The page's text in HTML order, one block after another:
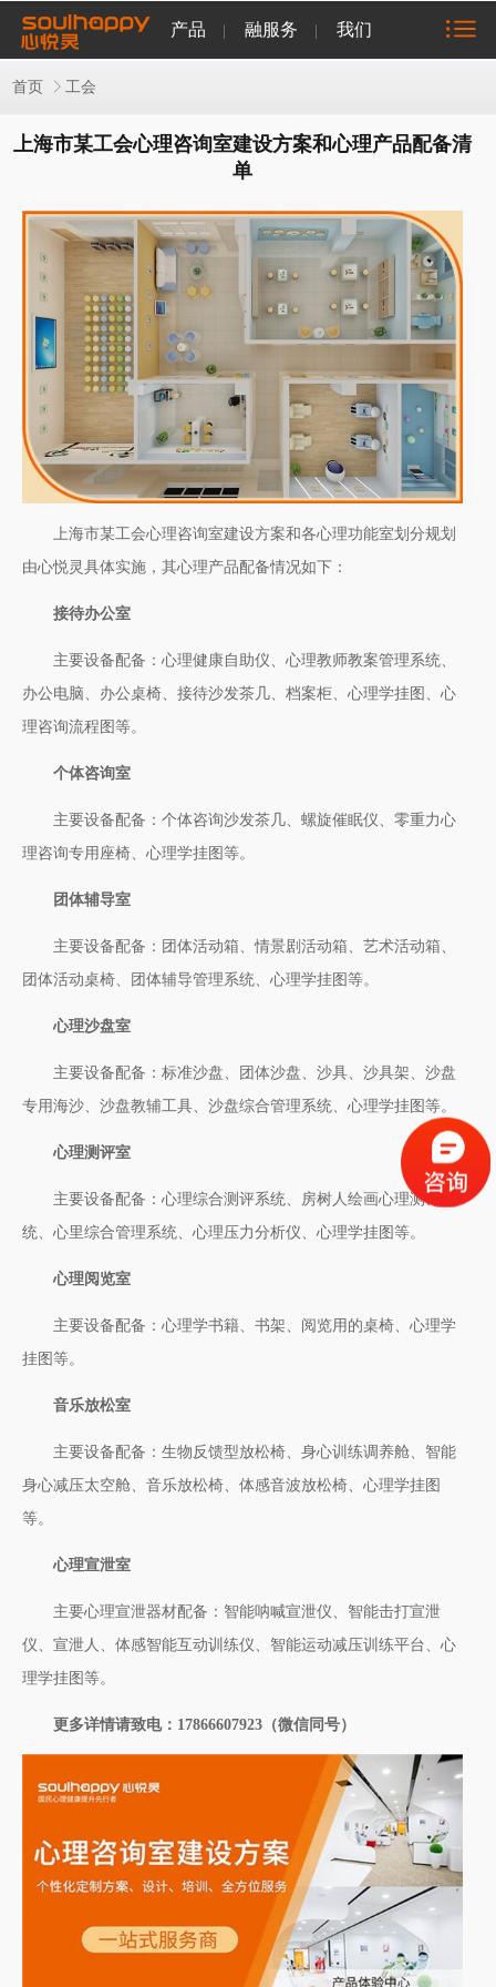
产品 融服务 我们
首页 工会
上海市某工会心理咨询室建设方案和心理产品配备清
单
上海市某工会心理咨询室建设方案和各心理功能室划分规划
由心悦灵具体实施，其心理产品配备情况如下：
接待办公室
主要设备配备：心理健康自助仪、心理教师教案管理系统、
办公电脑、办公桌椅、接待沙发茶几、档案柜、心理学挂图、心
理咨询流程图等。
个体咨询室
主要设备配备：个体咨询沙发茶几、螺旋催眠仪、零重力心
理咨询专用座椅、心理学挂图等。
团体辅导室
主要设备配备：团体活动箱、情景剧活动箱、艺术活动箱、
团体活动桌椅、团体辅导管理系统、心理学挂图等。
心理沙盘室
主要设备配备：标准沙盘、团体沙盘、沙具、沙具架、沙盘
专用海沙、沙盘教辅工具、沙盘综合管理系统、心理学挂图等。
心理测评室
主要设备配备：心理综合测评系统、房树人绘画心理测评系
统、心里综合管理系统、心理压力分析仪、心理学挂图等。
心理阅览室
主要设备配备：心理学书籍、书架、阅览用的桌椅、心理学
挂图等。
音乐放松室
主要设备配备：生物反馈型放松椅、身心训练调养舱、智能
身心减压太空舱、音乐放松椅、体感音波放松椅、心理学挂图
等。
心理宣泄室
主要心理宣泄器材配备：智能呐喊宣泄仪、智能击打宣泄
仪、宣泄人、体感智能互动训练仪、智能运动减压训练平台、心
理学挂图等。
更多详情请致电：17866607923（微信同号）